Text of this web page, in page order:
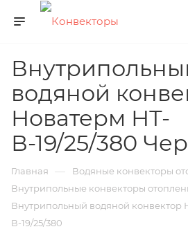
водяной
Новатерм НТ-
В-19/25/380
Главная — Водяные конвекторы
Внутрипольные конвекторы
Внутрипольный водяной конвектор
В-19/25/380